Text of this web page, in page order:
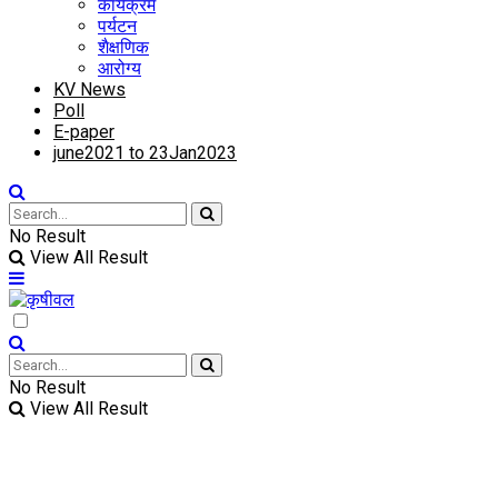
कार्यक्रम
पर्यटन
शैक्षणिक
आरोग्य
KV News
Poll
E-paper
june2021 to 23Jan2023
No Result
View All Result
No Result
View All Result